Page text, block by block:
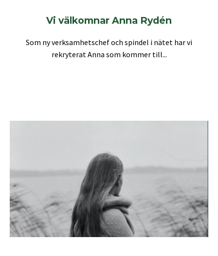
Vi välkomnar Anna Rydén
Som ny verksamhetschef och spindel i nätet har vi
rekryterat Anna som kommer till...